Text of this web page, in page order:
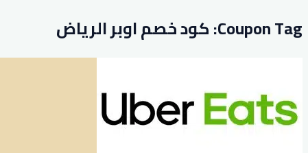
Coupon Tag: كود خصم اوبر الرياض